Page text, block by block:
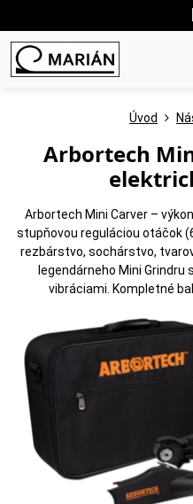
Úvod
Arbortech
Arbortech Mini Carver –
stupňovou reguláciou otáčok
rezbárstvo, sochárstvo,
legendárneho Mini
vibráciami. Kompletné